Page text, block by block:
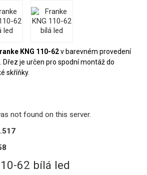
KNG 110-62v barevném provedení
Dřez je určen pro spodní montáž do
skříňky.
not found on this server.
62 bílá led